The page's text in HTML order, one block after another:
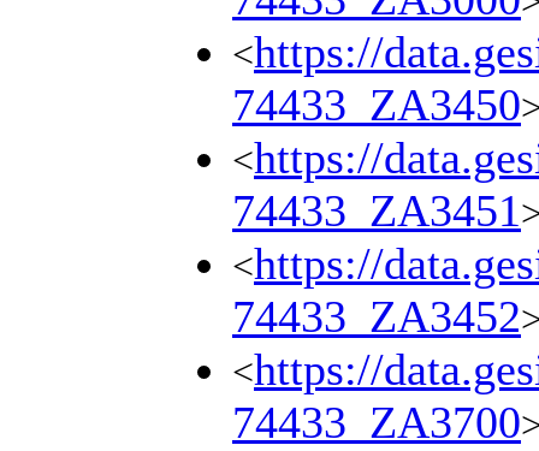
<https://
74433_ZA3450
<https://
74433_ZA3451
<https://
74433_ZA3452
<https://
74433_ZA3700